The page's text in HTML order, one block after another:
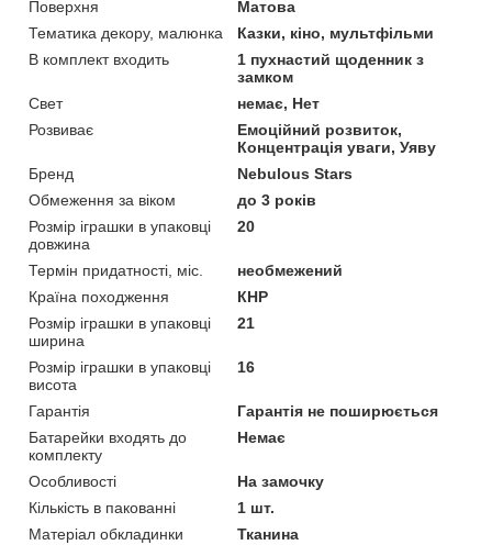
Поверхня
Матова
Тематика декору, малюнка
Казки, кіно, мультфільми
В комплект входить
1 пухнастий щоденник з
замком
Свет
немає, Нет
Розвиває
Емоційний розвиток,
Концентрація уваги, Уяву
Бренд
Nebulous Stars
Обмеження за віком
до 3 років
Розмір іграшки в упаковці
довжина
20
Термін придатності, міс.
необмежений
Країна походження
КНР
Розмір іграшки в упаковці
ширина
21
Розмір іграшки в упаковці
висота
16
Гарантія
Гарантія не поширюється
Батарейки входять до
комплекту
Немає
Особливості
На замочку
Кількість в пакованні
1 шт.
Матеріал обкладинки
Тканина